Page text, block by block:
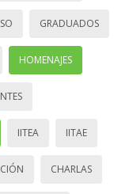
GRADUADOS
HOMENAJES
IITEA IITAE
CHARLAS